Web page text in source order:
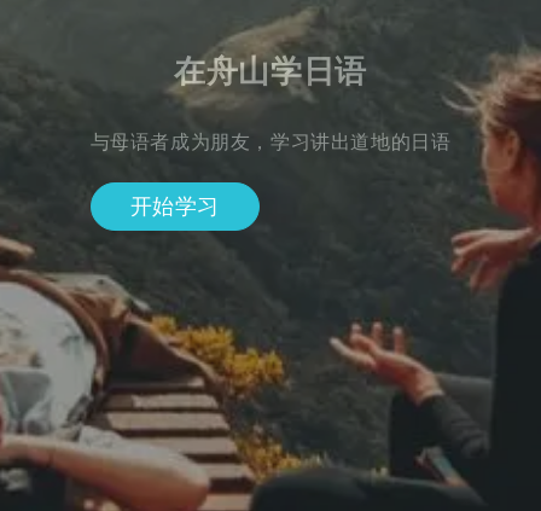
在舟山学日语
与母语者成为朋友，学习讲出道地的日语
开始学习